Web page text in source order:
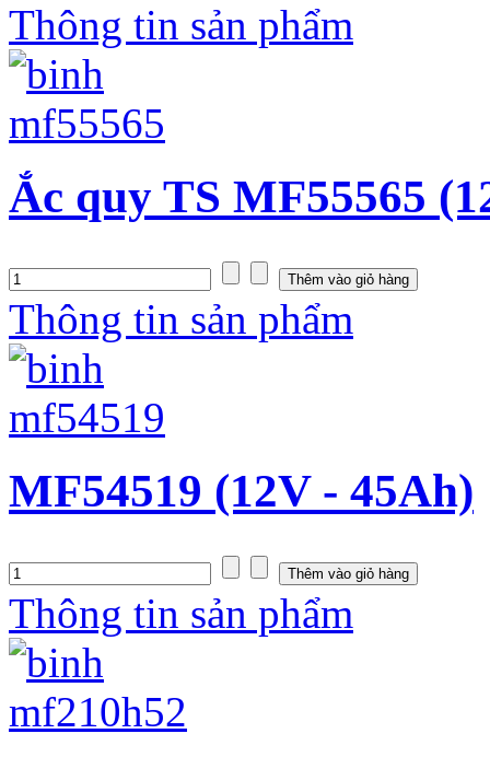
Thông tin sản phẩm
Ắc quy TS MF55565
Thông tin sản phẩm
MF54519 (12V - 45Ah)
Thông tin sản phẩm